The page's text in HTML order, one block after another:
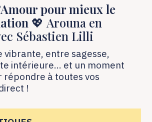
pour mieux le
💖 Arouna en
Sébastien Lilli
vibrante, entre sagesse,
intérieure… et un moment
répondre à toutes vos
!